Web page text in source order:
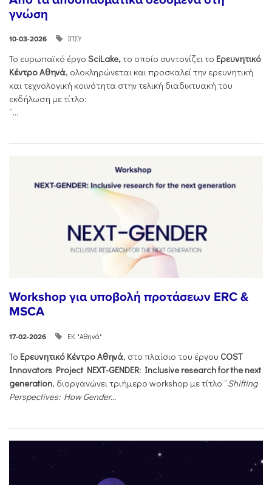
γνώση
10-03-2026 ΙΠΣΥ
Το ευρωπαϊκό έργο SciLake,το οποίο συντονίζει το Ερευνητικό
Κέντρο Αθηνά, ολοκληρώνεται και προσκαλεί την ερευνητική
και τεχνολογική κοινότητα στην τελική διαδικτυακή του
εκδήλωση με τίτλο:
“...
Workshop για υποβολή προτάσεων ERC &
MSCA
17-02-2026 ΕΚ "Αθηνά"
Το Ερευνητικό Κέντρο Αθηνά, στο πλαίσιο του έργου COST
Innovators Project NEXT-GENDER: Inclusive research for the next
generation, διοργανώνει τριήμερο workshop με τίτλο “Shifting
Perspectives: How Gender...